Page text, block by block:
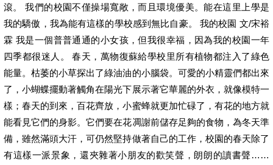
滾。 我們的校園不僅操場寬敞，而且環境優美。能在這里上學是
我的驕傲，我為能有這樣的學校感到無比自豪。 我的校園 文/宋裕
霖 我是一個普普通通的小女孩，但我很幸福，因為我的校園一年
四季都很迷人。 春天，萬物復蘇給學校里所有植物都注入了綠色
能量。枯萎的小草探出了綠油油的小腦袋。可愛的小精靈們都出來
了，小蝴蝶擺動著觸角在陽光下展示著它華麗的外衣，就像模特一
樣；春天的到來，百花齊放，小蜜蜂就更加忙碌了，有花的地方就
能看見它們的身影。它們要在花凋謝前儲存足夠的食物，為冬天準
備，雖然滿頭大汗，可仍然堅持做著自己的工作，校園的春天除了
有這樣一派景象，還夾雜著小朋友的歡笑聲，朗朗的讀書聲……